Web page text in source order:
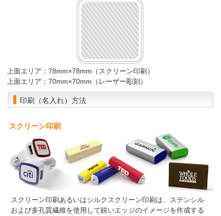
上面エリア：78mm×78mm（スクリーン印刷）
上面エリア：70mm×70mm（レーザー彫刻）
印刷（名入れ）方法
スクリーン印刷
スクリーン印刷あるいはシルクスクリーン印刷は、ステンシル
および多孔質繊維を使用して鋭いエッジのイメージを作成する